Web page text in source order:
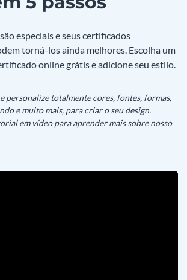
especiais e seus certificados
torná-los ainda melhores. Escolha um
online grátis e adicione seu estilo.
personalize totalmente cores, fontes, formas,
e muito mais, para criar o seu design.
em vídeo para aprender mais sobre nosso